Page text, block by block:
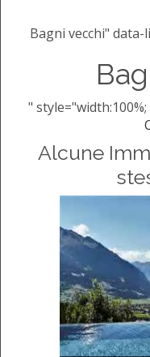
Bagni vecchi"
"
Alcune